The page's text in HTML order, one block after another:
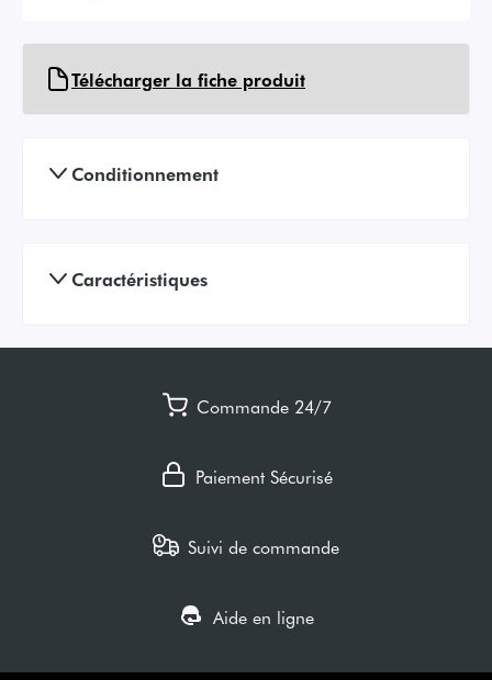
Télécharger la fiche produit
Conditionnement
Caractéristiques
Commande 24/7
Paiement Sécurisé
Suivi de commande
Aide en ligne